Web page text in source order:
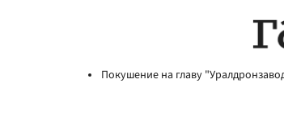
Покушение на главу